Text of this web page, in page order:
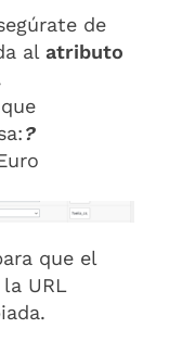
de
al atributo
?
que el
URL